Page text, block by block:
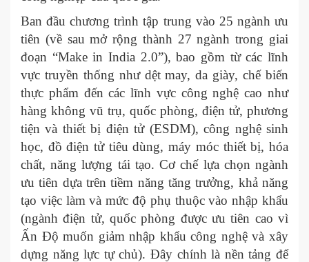
Ban đầu chương trình tập trung vào 25 ngành ưu
tiên (về sau mở rộng thành 27 ngành trong giai
đoạn “Make in India 2.0”), bao gồm từ các lĩnh
vực truyền thống như dệt may, da giày, chế biến
thực phẩm đến các lĩnh vực công nghệ cao như
hàng không vũ trụ, quốc phòng, điện tử, phương
tiện và thiết bị điện tử (ESDM), công nghệ sinh
học, đồ điện tử tiêu dùng, máy móc thiết bị, hóa
chất, năng lượng tái tạo. Cơ chế lựa chọn ngành
ưu tiên dựa trên tiềm năng tăng trưởng, khả năng
tạo việc làm và mức độ phụ thuộc vào nhập khẩu
(ngành điện tử, quốc phòng được ưu tiên cao vì
Ấn Độ muốn giảm nhập khẩu công nghệ và xây
dựng năng lực tự chủ). Đây chính là nền tảng để